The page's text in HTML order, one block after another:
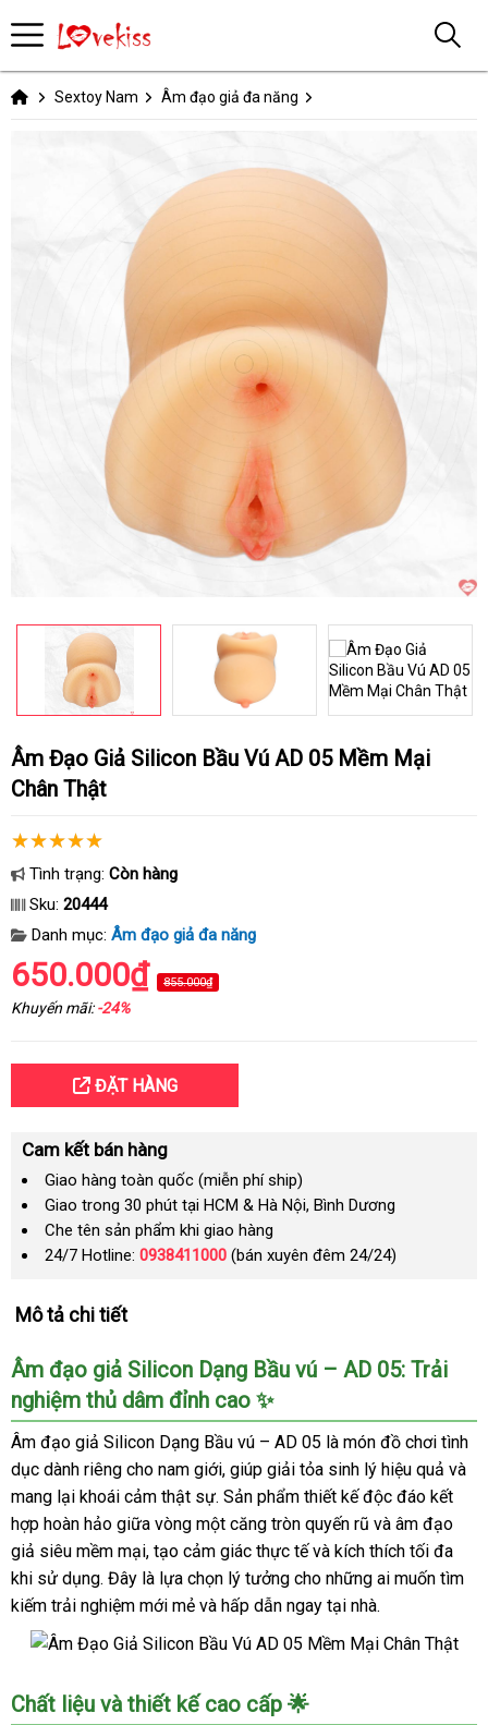
Sextoy Nam Âm đạo giả đa năng
Âm Đạo Giả Silicon Bầu Vú AD 05 Mềm Mại
Chân Thật
Tình trạng: Còn hàng
Sku: 20444
Danh mục: Âm đạo giả đa năng
650.000₫ 855.000₫
Khuyến mãi:-24%
ĐẶT HÀNG
Cam kết bán hàng
Giao hàng toàn quốc (miễn phí ship)
Giao trong 30 phút tại HCM & Hà Nội, Bình Dương
Che tên sản phẩm khi giao hàng
24/7 Hotline: 0938411000 (bán xuyên đêm 24/24)
Mô tả chi tiết
Âm đạo giả Silicon Dạng Bầu vú – AD 05: Trải
nghiệm thủ dâm đỉnh cao ✨
Âm đạo giả Silicon Dạng Bầu vú – AD 05 là món đồ chơi tình
dục dành riêng cho nam giới, giúp giải tỏa sinh lý hiệu quả và
mang lại khoái cảm thật sự. Sản phẩm thiết kế độc đáo kết
hợp hoàn hảo giữa vòng một căng tròn quyến rũ và âm đạo
giả siêu mềm mại, tạo cảm giác thực tế và kích thích tối đa
khi sử dụng. Đây là lựa chọn lý tưởng cho những ai muốn tìm
kiếm trải nghiệm mới mẻ và hấp dẫn ngay tại nhà.
Âm
Đạo
Chất liệu và thiết kế cao cấp 🌟